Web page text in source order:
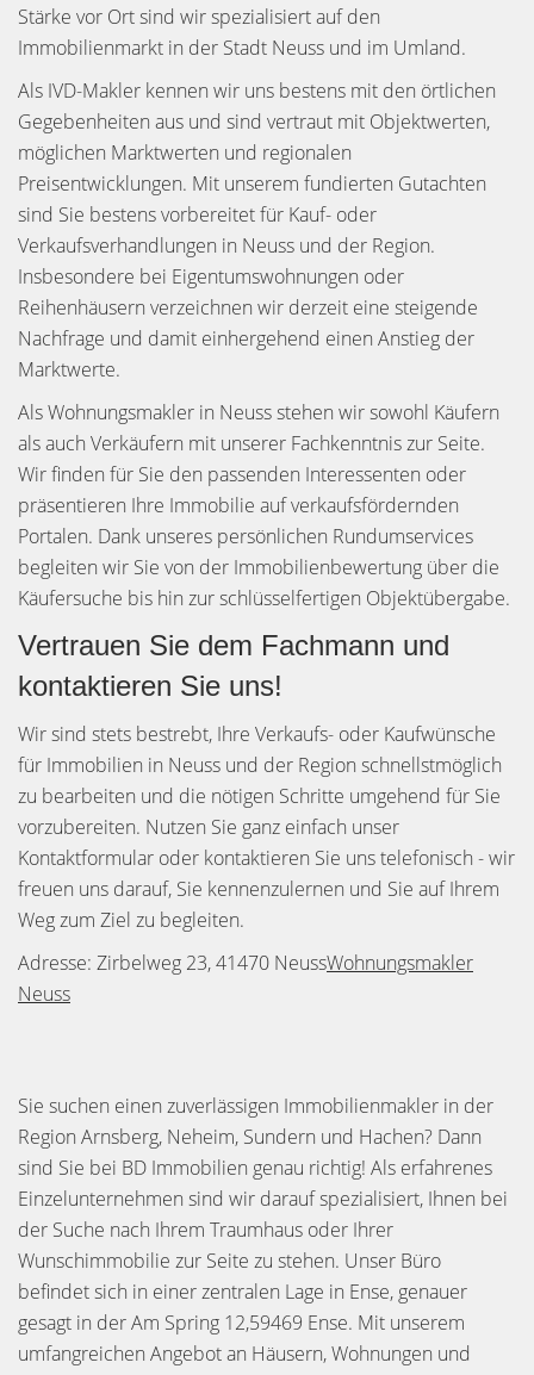
Stärke vor Ort sind wir spezialisiert auf den
Immobilienmarkt in der Stadt Neuss und im Umland.
Als IVD-Makler kennen wir uns bestens mit den örtlichen
Gegebenheiten aus und sind vertraut mit Objektwerten,
möglichen Marktwerten und regionalen
Preisentwicklungen. Mit unserem fundierten Gutachten
sind Sie bestens vorbereitet für Kauf- oder
Verkaufsverhandlungen in Neuss und der Region.
Insbesondere bei Eigentumswohnungen oder
Reihenhäusern verzeichnen wir derzeit eine steigende
Nachfrage und damit einhergehend einen Anstieg der
Marktwerte.
Als Wohnungsmakler in Neuss stehen wir sowohl Käufern
als auch Verkäufern mit unserer Fachkenntnis zur Seite.
Wir finden für Sie den passenden Interessenten oder
präsentieren Ihre Immobilie auf verkaufsfördernden
Portalen. Dank unseres persönlichen Rundumservices
begleiten wir Sie von der Immobilienbewertung über die
Käufersuche bis hin zur schlüsselfertigen Objektübergabe.
Vertrauen Sie dem Fachmann und
kontaktieren Sie uns!
Wir sind stets bestrebt, Ihre Verkaufs- oder Kaufwünsche
für Immobilien in Neuss und der Region schnellstmöglich
zu bearbeiten und die nötigen Schritte umgehend für Sie
vorzubereiten. Nutzen Sie ganz einfach unser
Kontaktformular oder kontaktieren Sie uns telefonisch - wir
freuen uns darauf, Sie kennenzulernen und Sie auf Ihrem
Weg zum Ziel zu begleiten.
Adresse: Zirbelweg 23, 41470 NeussWohnungsmakler
Neuss
Sie suchen einen zuverlässigen Immobilienmakler in der
Region Arnsberg, Neheim, Sundern und Hachen? Dann
sind Sie bei BD Immobilien genau richtig! Als erfahrenes
Einzelunternehmen sind wir darauf spezialisiert, Ihnen bei
der Suche nach Ihrem Traumhaus oder Ihrer
Wunschimmobilie zur Seite zu stehen. Unser Büro
befindet sich in einer zentralen Lage in Ense, genauer
gesagt in der Am Spring 12,59469 Ense. Mit unserem
umfangreichen Angebot an Häusern, Wohnungen und